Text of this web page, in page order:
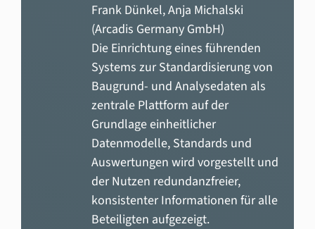
Frank Dünkel, Anja Michalski
(Arcadis Germany GmbH)
Die Einrichtung eines führenden
Systems zur Standardisierung von
Baugrund- und Analysedaten als
zentrale Plattform auf der
Grundlage einheitlicher
Datenmodelle, Standards und
Auswertungen wird vorgestellt und
der Nutzen redundanzfreier,
konsistenter Informationen für alle
Beteiligten aufgezeigt.